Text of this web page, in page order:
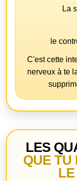
La
le
C'est cette
nerveux à te
LES
QUE TU